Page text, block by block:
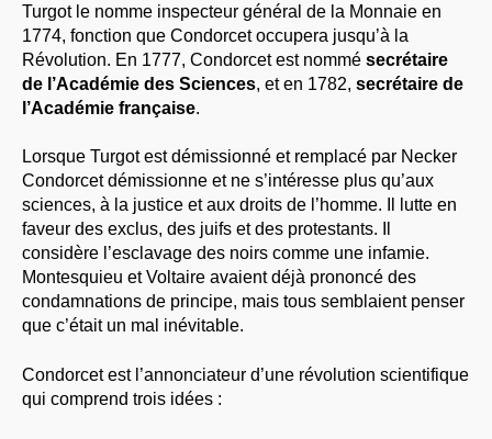
Turgot le nomme inspecteur général de la Monnaie en
1774, fonction que Condorcet occupera jusqu’à la
Révolution. En 1777, Condorcet est nommé secrétaire
de l’Académie des Sciences, et en 1782, secrétaire de
l’Académie française.
Lorsque Turgot est démissionné et remplacé par Necker
Condorcet démissionne et ne s’intéresse plus qu’aux
sciences, à la justice et aux droits de l’homme. Il lutte en
faveur des exclus, des juifs et des protestants. Il
considère l’esclavage des noirs comme une infamie.
Montesquieu et Voltaire avaient déjà prononcé des
condamnations de principe, mais tous semblaient penser
que c’était un mal inévitable.
Condorcet est l’annonciateur d’une révolution scientifique
qui comprend trois idées :